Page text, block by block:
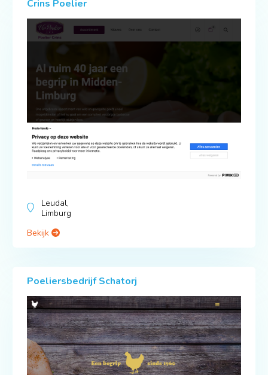
Crins Poelier
Leudal,
Limburg
Bekijk
Poeliersbedrijf Schatorj